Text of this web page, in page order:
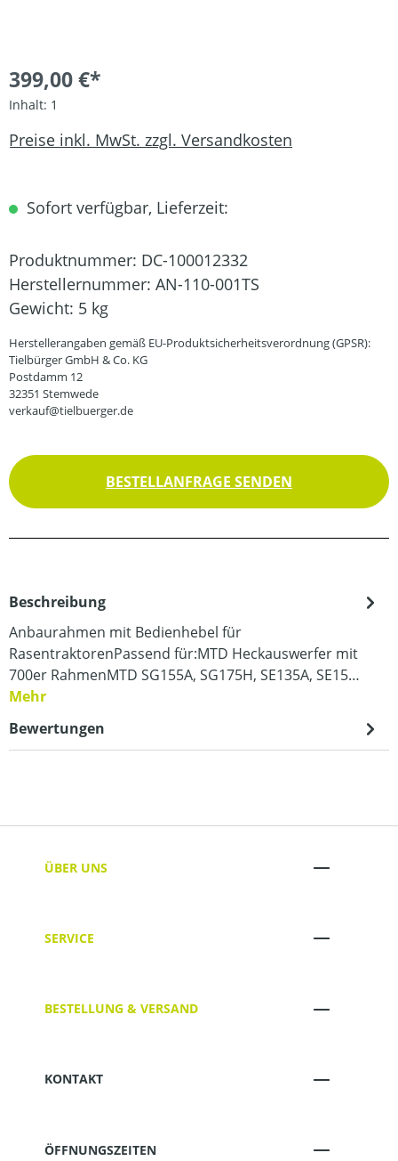
399,00 €*
Inhalt: 1
Preise inkl. MwSt. zzgl. Versandkosten
Sofort verfügbar, Lieferzeit:
Produktnummer: DC-100012332
Herstellernummer: AN-110-001TS
Gewicht: 5 kg
Herstellerangaben gemäß EU-Produktsicherheitsverordnung (GPSR):
Tielbürger GmbH & Co. KG
Postdamm 12
32351 Stemwede
verkauf@tielbuerger.de
BESTELLANFRAGE SENDEN
Beschreibung
Anbaurahmen mit Bedienhebel für
RasentraktorenPassend für:MTD Heckauswerfer mit
700er RahmenMTD SG155A, SG175H, SE135A, SE15…
Mehr
Bewertungen
ÜBER UNS
SERVICE
BESTELLUNG & VERSAND
KONTAKT
ÖFFNUNGSZEITEN